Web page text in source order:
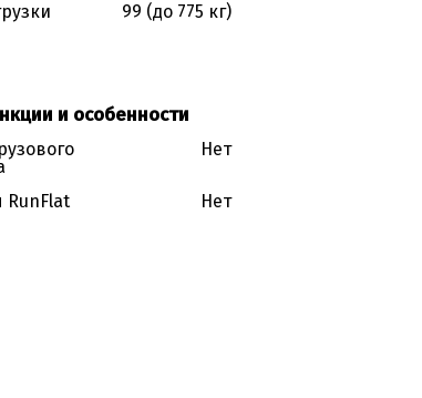
99 (до 775 кг)
и особенности
Нет
RunFlat Нет